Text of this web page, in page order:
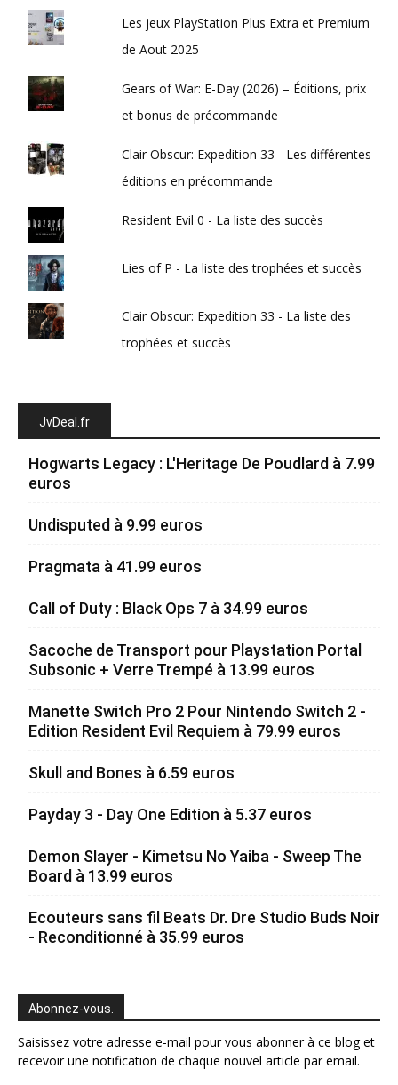
Les jeux PlayStation Plus Extra et Premium
de Aout 2025
Gears of War: E-Day (2026) – Éditions, prix
et bonus de précommande
Clair Obscur: Expedition 33 - Les différentes
éditions en précommande
Resident Evil 0 - La liste des succès
Lies of P - La liste des trophées et succès
Clair Obscur: Expedition 33 - La liste des
trophées et succès
JvDeal.fr
Hogwarts Legacy : L'Heritage De Poudlard à 7.99
euros
Undisputed à 9.99 euros
Pragmata à 41.99 euros
Call of Duty : Black Ops 7 à 34.99 euros
Sacoche de Transport pour Playstation Portal
Subsonic + Verre Trempé à 13.99 euros
Manette Switch Pro 2 Pour Nintendo Switch 2 -
Edition Resident Evil Requiem à 79.99 euros
Skull and Bones à 6.59 euros
Payday 3 - Day One Edition à 5.37 euros
Demon Slayer - Kimetsu No Yaiba - Sweep The
Board à 13.99 euros
Ecouteurs sans fil Beats Dr. Dre Studio Buds Noir
- Reconditionné à 35.99 euros
Abonnez-vous.
Saisissez votre adresse e-mail pour vous abonner à ce blog et
recevoir une notification de chaque nouvel article par email.